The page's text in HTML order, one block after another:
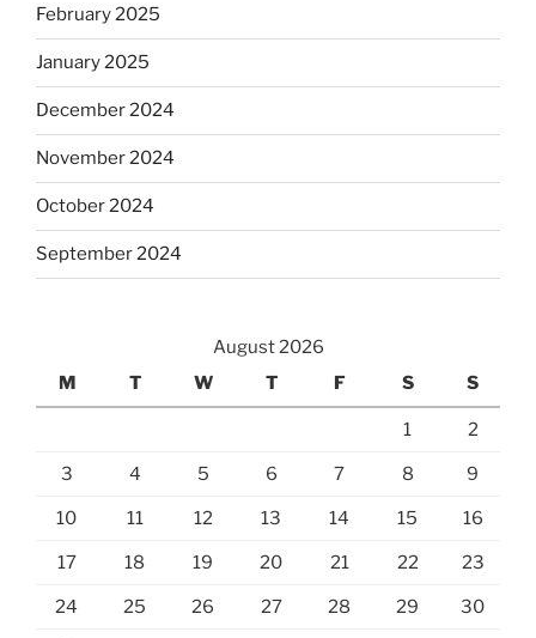
February 2025
January 2025
December 2024
November 2024
October 2024
September 2024
August 2026
M
T W T F S S
1 2
3 4 5 6 7 8 9
10 11 12 13 14 15 16
17 18 19 20 21 22 23
24 25 26 27 28 29 30